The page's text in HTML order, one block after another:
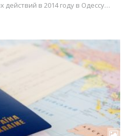
в 2014 году в Одессу…